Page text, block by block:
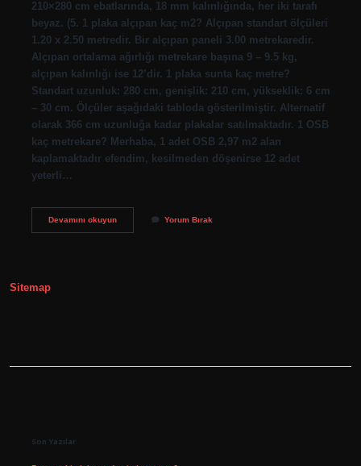
210×280 cm ebatlarında, 18 mm kalınlığında, her iki tarafı
beyaz. (5. 1 plaka alçıpan kaç m2? Alçıpan standart ölçüleri
1.20 x 2.50 metredir. Bir alçıpan paneli 3.00 metrekaredir.
Alçıpan ortalama ağırlığı metrekare başına 9 – 9.5 kg,
alçıpan kalınlığı ise 12’dir. 1 plaka sunta kaç metre?
Standart uzunluk: 280 cm, genişlik: 210 cm, yükseklik: 6 cm
– 30 cm. Ölçüler aşağıdaki tabloda gösterilmiştir. Alternatif
olarak 366 cm uzunluğa kadar plakalar satılmaktadır. 1 OSB
kaç metrekare? Merhaba, 1 adet OSB 2,97 m2 alan
kaplamaktadır efendim, kesilmeden döşenirse 12 adet
yeterli…
Devamını okuyun1
Yorum Bırak
Sitemap
Son Yazılar